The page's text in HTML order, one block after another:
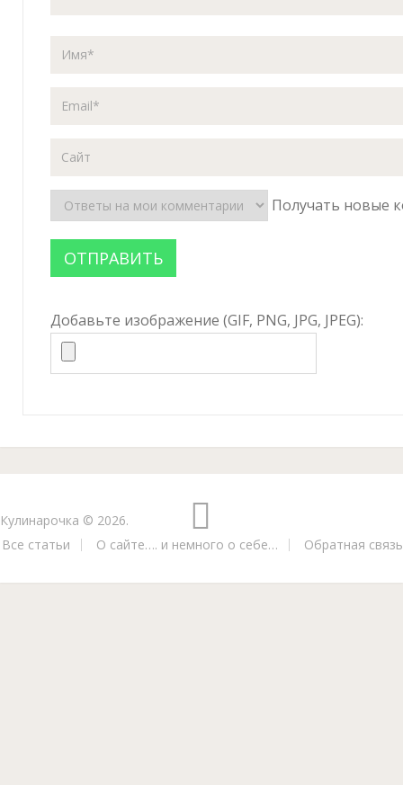
Получать новые
Добавьте изображение (GIF, PNG, JPG, JPEG):
Кулинарочка © 2026.
Все статьи
О сайте…. и немного о себе… Обратная связь